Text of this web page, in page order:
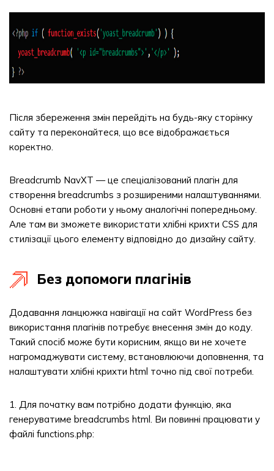
Після збереження змін перейдіть на будь-яку сторінку
сайту та переконайтеся, що все відображається
коректно.
Breadcrumb NavXT — це спеціалізований плагін для
створення breadcrumbs з розширеними налаштуваннями.
Основні етапи роботи у ньому аналогічні попередньому.
Але там ви зможете використати хлібні крихти CSS для
стилізації цього елементу відповідно до дизайну сайту.
Без допомоги плагінів
Додавання ланцюжка навігації на сайт WordPress без
використання плагінів потребує внесення змін до коду.
Такий спосіб може бути корисним, якщо ви не хочете
нагромаджувати систему, встановлюючи доповнення, та
налаштувати хлібні крихти html точно під свої потреби.
1. Для початку вам потрібно додати функцію, яка
генеруватиме breadcrumbs html. Ви повинні працювати у
файлі functions.php: